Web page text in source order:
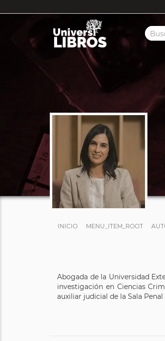
INICIO MENU_ITEM_ROOT
Abogada de la Universidad
investigación en Ciencias
auxiliar judicial de la Sala